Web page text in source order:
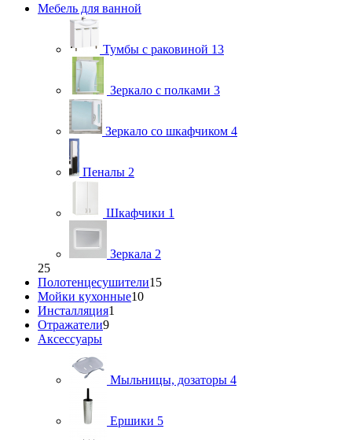
Мебель для ванной
Тумбы с раковиной 13
Зеркало с полками 3
Зеркало со шкафчиком 4
Пеналы 2
Шкафчики 1
Зеркала 2
25
Полотенцесушители15
Мойки кухонные10
Инсталляция1
Отражатели9
Аксессуары
Мыльницы, дозаторы 4
Ершики 5